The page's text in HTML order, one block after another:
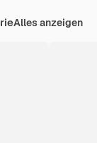
Alles anzeigen